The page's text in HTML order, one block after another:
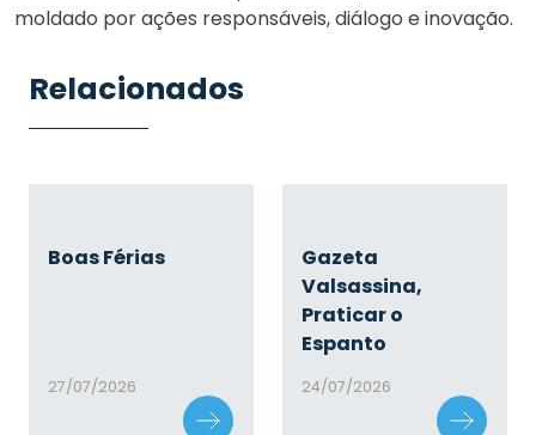
moldado por ações responsáveis, diálogo e inovação.
Relacionados
Boas Férias
27/07/2026
Gazeta
Valsassina,
Praticar o
Espanto
24/07/2026